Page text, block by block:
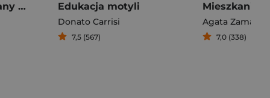
We wrześniu ściany krwawią Edukacja motyli
Donato Carrisi
7,5 (567)
Agata
7,0 (338)